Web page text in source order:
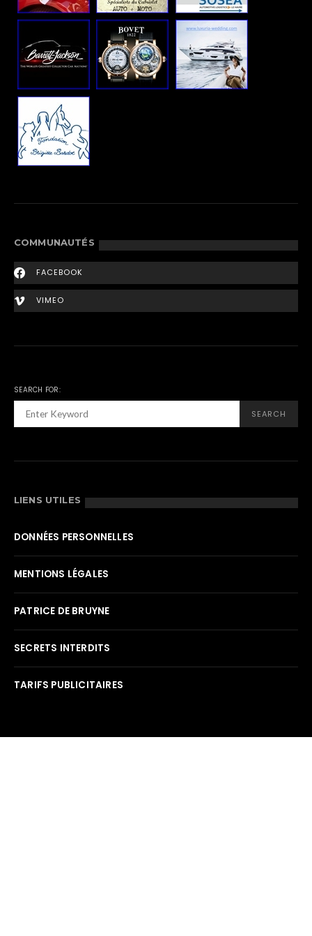
COMMUNAUTÉS
FACEBOOK
VIMEO
SEARCH FOR:
SEARCH
LIENS UTILES
DONNÉES PERSONNELLES
MENTIONS LÉGALES
PATRICE DE BRUYNE
SECRETS INTERDITS
TARIFS PUBLICITAIRES